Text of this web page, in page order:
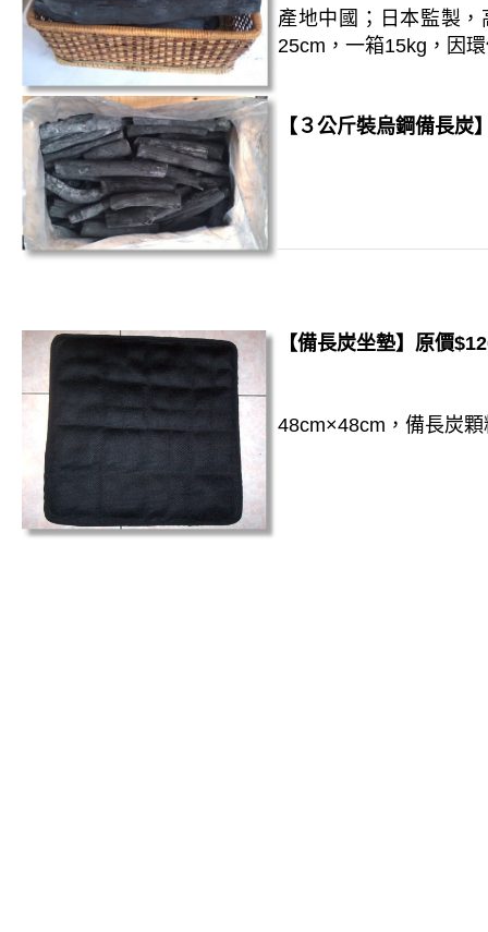
產地中國；日本監製
25cm，一箱15kg，因
【３公斤裝烏鋼備長炭
【備長炭坐墊】原價
48cm×48cm，備長炭